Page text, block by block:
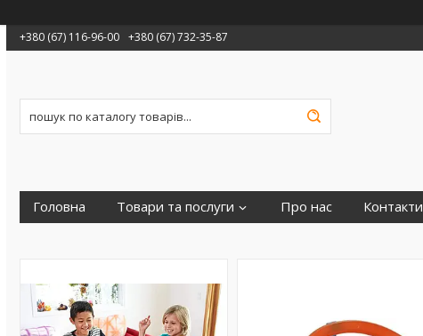
+380 (67) 116-96-00 +380 (67) 732-35-87
Головна Товари та послуги Про нас Контакти